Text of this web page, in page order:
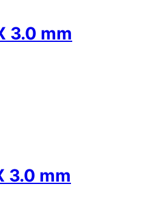
3.0 mm
3.0 mm